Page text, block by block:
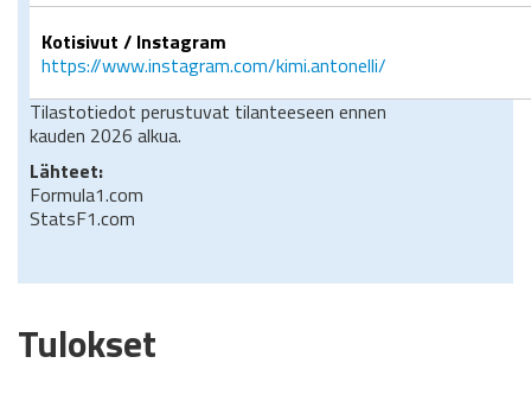
Kotisivut / Instagram
https://www.instagram.com/kimi.antonelli/
Tilastotiedot perustuvat tilanteeseen ennen
kauden 2026 alkua.
Lähteet:
Formula1.com
StatsF1.com
Tulokset